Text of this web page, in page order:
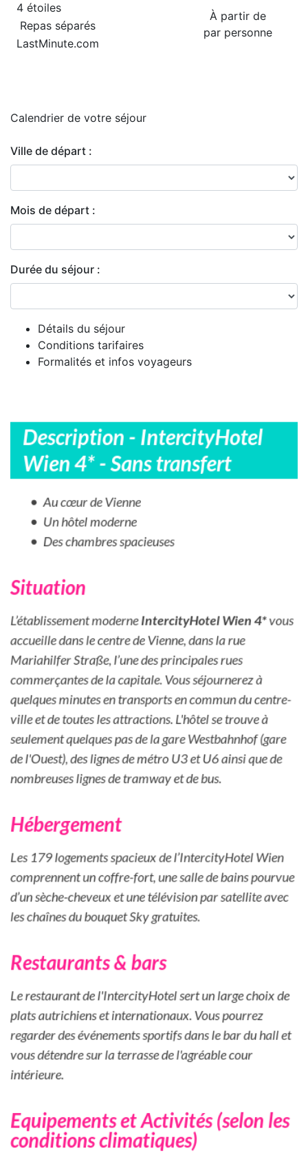
À partir de
par personne
4 étoiles
Repas séparés
LastMinute.com
Calendrier de votre séjour
Ville de départ :
Mois de départ :
Durée du séjour :
Détails du séjour
Conditions tarifaires
Formalités et infos voyageurs